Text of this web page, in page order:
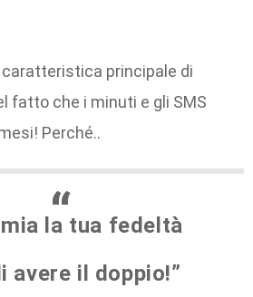
principale di
fatto che i minuti e gli SMS
Perché..
la tua fedeltà
avere il doppio!”